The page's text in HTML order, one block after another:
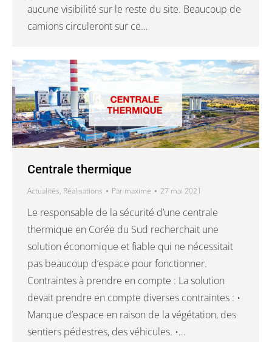
aucune visibilité sur le reste du site. Beaucoup de
camions circuleront sur ce…
Centrale thermique
Actualités, Réalisations Par maxime 27 mai 2021
Le responsable de la sécurité d’une centrale
thermique en Corée du Sud recherchait une
solution économique et fiable qui ne nécessitait
pas beaucoup d’espace pour fonctionner.
Contraintes à prendre en compte : La solution
devait prendre en compte diverses contraintes : •
Manque d’espace en raison de la végétation, des
sentiers pédestres, des véhicules. •…